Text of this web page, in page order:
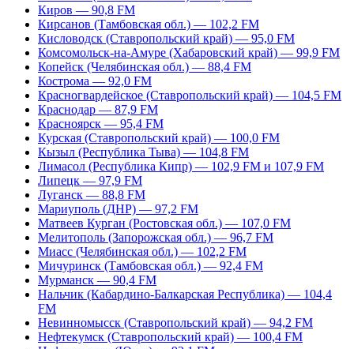
Киров — 90,8 FM
Кирсанов (Тамбовская обл.) — 102,2 FM
Кисловодск (Ставропольский край) — 95,0 FM
Комсомольск-на-Амуре (Хабаровский край) — 99,9 FM
Копейск (Челябинская обл.) — 88,4 FM
Кострома — 92,0 FM
Красногвардейское (Ставропольский край) — 104,5 FM
Краснодар — 87,9 FM
Красноярск — 95,4 FM
Курская (Ставропольский край) — 100,0 FM
Кызыл (Республика Тыва) — 104,8 FM
Лимасол (Республика Кипр) — 102,9 FM и 107,9 FM
Липецк — 97,9 FM
Луганск — 88,8 FM
Мариуполь (ДНР) — 97,2 FM
Матвеев Курган (Ростовская обл.) — 107,0 FM
Мелитополь (Запорожская обл.) — 96,7 FM
Миасс (Челябинская обл.) — 102,2 FM
Мичуринск (Тамбовская обл.) — 92,4 FM
Мурманск — 90,4 FM
Нальчик (Кабардино-Балкарская Республика) — 104,4
FM
Невинномысск (Ставропольский край) — 94,2 FM
Нефтекумск (Ставропольский край) — 100,4 FM